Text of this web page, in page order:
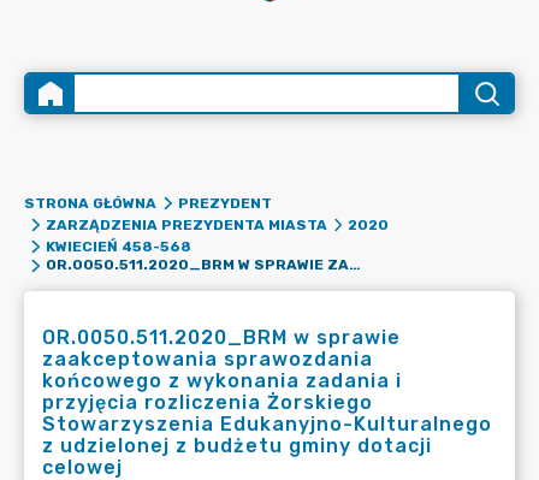
STRONA GŁÓWNA
PREZYDENT
ZARZĄDZENIA PREZYDENTA MIASTA
2020
KWIECIEŃ 458-568
OR.0050.511.2020_BRM W SPRAWIE ZAAKCEPTOWANIA SPRAWOZDANIA KOŃCOWEGO Z WYKONANIA ZADANIA I PRZYJĘCIA ROZLICZENIA ŻORSKIEGO STOWARZYSZENIA EDUKANYJNO-KULTURALNEGO Z UDZIELONEJ Z BUDŻETU GMINY DOTACJI CELOWEJ
OR.0050.511.2020_BRM w sprawie
zaakceptowania sprawozdania
końcowego z wykonania zadania i
przyjęcia rozliczenia Żorskiego
Stowarzyszenia Edukanyjno-Kulturalnego
z udzielonej z budżetu gminy dotacji
celowej